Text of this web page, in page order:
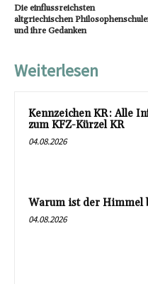
Die einflussreichsten
altgriechischen
und ihre Gedanken
Weiterlesen
Kennzeichen KR: Alle
zum KFZ-Kürzel KR
04.08.2026
Warum ist der Himmel
04.08.2026